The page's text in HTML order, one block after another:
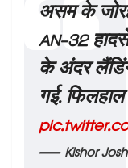
असम के
AN-32
के अंदर
गई. फिलहाल
— Kishor Joshi